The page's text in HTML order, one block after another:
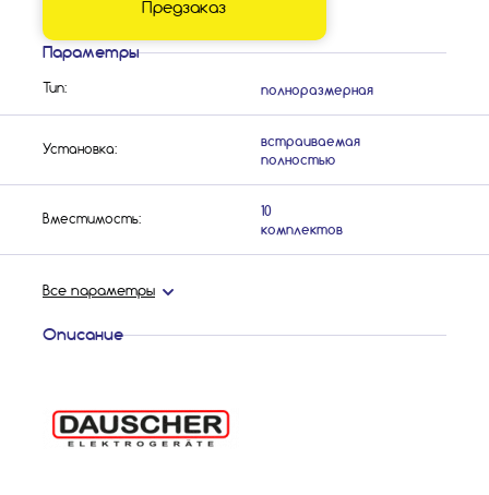
Параметры
Тип: полноразмерная
Установка:
встраиваемая
полностью
Вместимость:
10
комплектов
Все параметры
Предзаказ
Описание